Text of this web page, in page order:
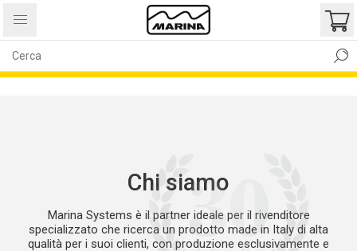
Chi siamo
Marina Systems è il partner ideale per il rivenditore
specializzato che ricerca un prodotto made in Italy di alta
qualità per i suoi clienti, con produzione esclusivamente e